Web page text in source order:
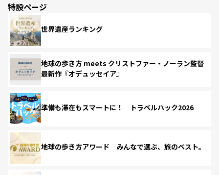
特設ページ
世界遺産ランキング
地球の歩き方 meets クリストファー・ノーラン監督
最新作『オデュッセイア』
準備も滞在もスマートに！ トラベルハック2026
地球の歩き方アワード みんなで選ぶ、旅のベスト。